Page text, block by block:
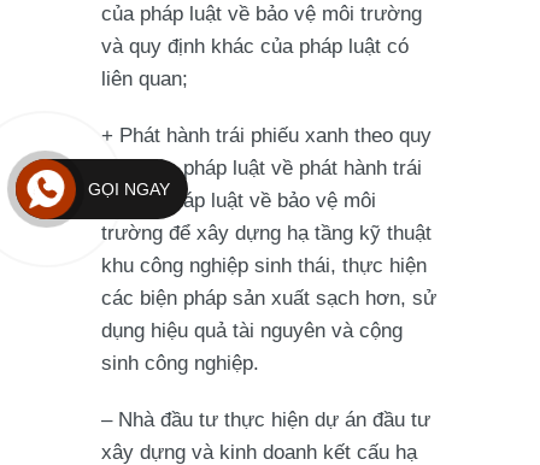
của pháp luật về bảo vệ môi trường
và quy định khác của pháp luật có
liên quan;
+ Phát hành trái phiếu xanh theo quy
định của pháp luật về phát hành trái
phiếu, pháp luật về bảo vệ môi
trường để xây dựng hạ tầng kỹ thuật
khu công nghiệp sinh thái, thực hiện
các biện pháp sản xuất sạch hơn, sử
dụng hiệu quả tài nguyên và cộng
sinh công nghiệp.
– Nhà đầu tư thực hiện dự án đầu tư
xây dựng và kinh doanh kết cấu hạ
GỌI NGAY